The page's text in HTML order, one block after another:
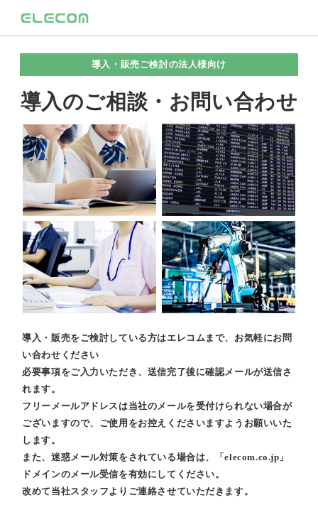
導入・販売ご検討の法人様向け
導入のご相談・お問い合わせ
導入・販売をご検討している方はエレコムまで、お気軽にお問
い合わせください
必要事項をご入力いただき、送信完了後に確認メールが送信さ
れます。
フリーメールアドレスは当社のメールを受付けられない場合が
ございますので、ご使用をお控えくださいますようお願いいた
します。
また、迷惑メール対策をされている場合は、「elecom.co.jp」
ドメインのメール受信を有効にしてください。
改めて当社スタッフよりご連絡させていただきます。